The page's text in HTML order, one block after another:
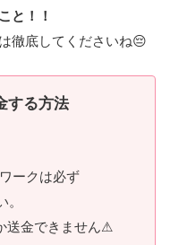
と！！
徹底してくださいね😔
する方法
ークは必ず
送金できません⚠